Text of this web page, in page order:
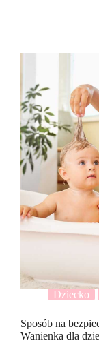
Dziecko
Sposób na
Wanienka dla